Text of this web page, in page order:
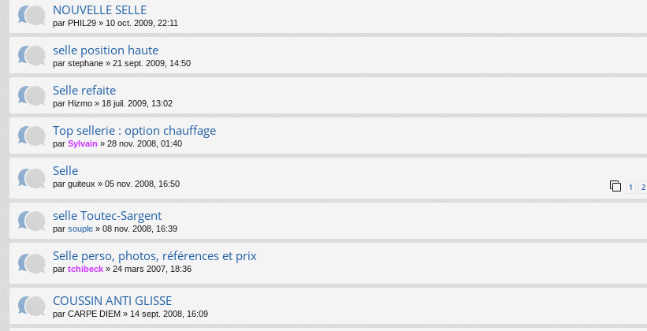
NOUVELLE SELLE
par PHIL29 » 10 oct. 2009, 22:11
selle position haute
par stephane » 21 sept. 2009, 14:50
Selle refaite
par Hizmo » 18 juil. 2009, 13:02
Top sellerie : option chauffage
par Sylvain » 28 nov. 2008, 01:40
Selle
par guiteux » 05 nov. 2008, 16:50 1 2
selle Toutec-Sargent
par souple » 08 nov. 2008, 16:39
Selle perso, photos, références et prix
par tchibeck » 24 mars 2007, 18:36
COUSSIN ANTI GLISSE
par CARPE DIEM » 14 sept. 2008, 16:09